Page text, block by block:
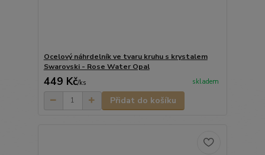
Ocelový náhrdelník ve tvaru kruhu s krystalem
Swarovski - Rose Water Opal
449 Kč/ks skladem
Přidat do košíku